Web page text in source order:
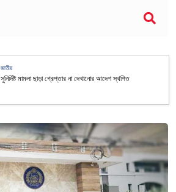
জাতীয়
সুনির্দিষ্ট মামলা ছাড়া গ্রেপ্তার না দেখানোর আদেশ স্থগিত